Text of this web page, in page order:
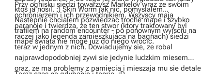
ktos ja nosil. ;) Skin Worm jak nic, pomyslalem...
Nastepnie chcialem pozwiedzac troche mape i szybko
trafilem na random encounter - po ponownym wyjsciu na
mape swiata nie moge juz do niego wrocic.
Przy ognisku siedzi towarzysz Markelov wraz ze swoim
ochroniarzem i ich przewodnikiem. Wszyscy maja
paranoje i twierdza, ze ten stwor (ktory traktowany byl
raczej jako legenda zamieszkujaca na bagnach) siedzi
teraz w jednym z nich. Dowiadujemy sie, ze robal
najprawdopodobniej zywi sie jedynie ludzkim miesem
oraz, ze ma problemy z pamiecia i mieszaja mu sie detale